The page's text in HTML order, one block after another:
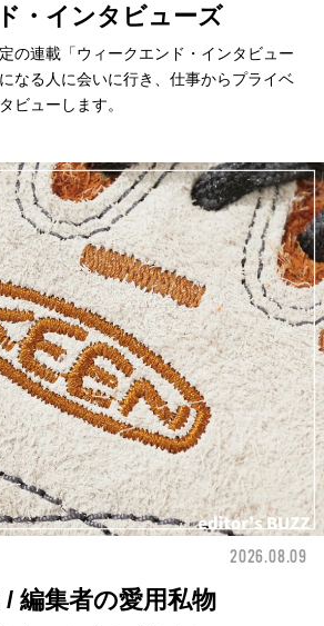
・インタビューズ
の連載「ウィークエンド・インタビュー
なる人に会いに行き、仕事からプライベ
ビューします。
2026.08.09
編集者の愛用私物